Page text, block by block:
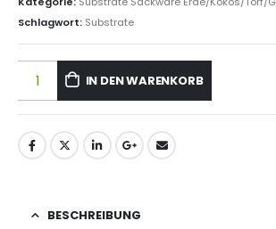
Schlagwort: Substrate
IN DEN WARENKORB
BESCHREIBUNG